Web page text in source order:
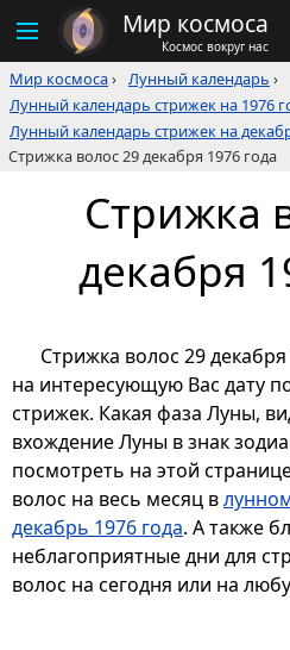
Мир космоса
Космос вокруг нас
Мир космоса› Лунный календарь ›
Лунный календарь стрижек на 1976
Лунный календарь стрижек на
Стрижка волос 29 декабря 1976 года
Стрижка
декабря
Стрижка волос 29
на интересующую Вас дату
стрижек. Какая фаза Луны,
вхождение Луны в знак
посмотреть на этой
волос на весь месяц в
декабрь 1976 года. А также
неблагоприятные дни для
волос на сегодня или на